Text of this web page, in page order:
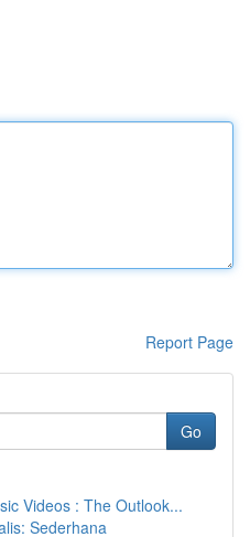
Report Page
Go
Videos : The Outlook...
Sederhana